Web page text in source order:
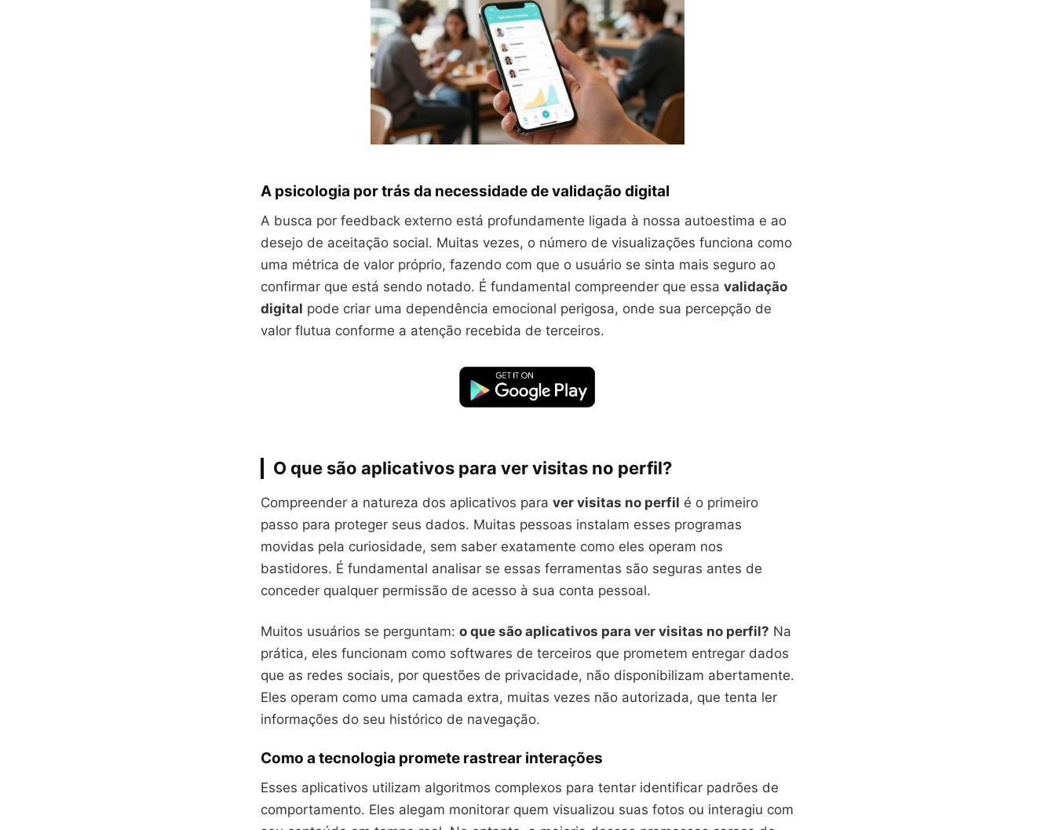
A psicologia por trás da necessidade de validação digital
A busca por feedback externo está profundamente ligada à nossa autoestima e ao
desejo de aceitação social. Muitas vezes, o número de visualizações funciona como
uma métrica de valor próprio, fazendo com que o usuário se sinta mais seguro ao
confirmar que está sendo notado. É fundamental compreender que essa validação
digital pode criar uma dependência emocional perigosa, onde sua percepção de
valor flutua conforme a atenção recebida de terceiros.
O que são aplicativos para ver visitas no perfil?
Compreender a natureza dos aplicativos para ver visitas no perfil é o primeiro
passo para proteger seus dados. Muitas pessoas instalam esses programas
movidas pela curiosidade, sem saber exatamente como eles operam nos
bastidores. É fundamental analisar se essas ferramentas são seguras antes de
conceder qualquer permissão de acesso à sua conta pessoal.
Muitos usuários se perguntam: o que são aplicativos para ver visitas no perfil? Na
prática, eles funcionam como softwares de terceiros que prometem entregar dados
que as redes sociais, por questões de privacidade, não disponibilizam abertamente.
Eles operam como uma camada extra, muitas vezes não autorizada, que tenta ler
informações do seu histórico de navegação.
Como a tecnologia promete rastrear interações
Esses aplicativos utilizam algoritmos complexos para tentar identificar padrões de
comportamento. Eles alegam monitorar quem visualizou suas fotos ou interagiu com